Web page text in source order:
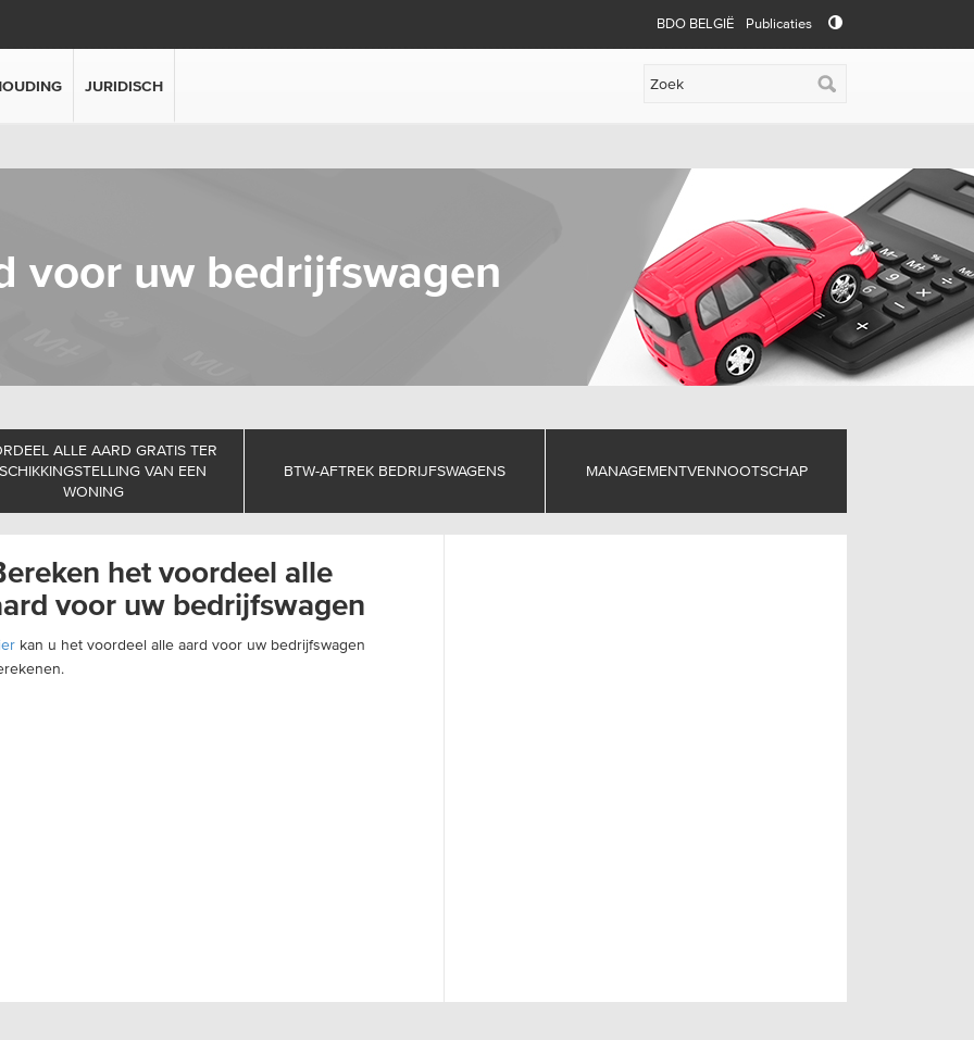
BDO BELGIË Publicaties
JURIDISCH
voor uw bedrijfswagen
ALLE AARD GRATIS TER
VAN EEN
WONING
BTW-AFTREK BEDRIJFSWAGENS MANAGEMENTVENNOOTSCHAP
het voordeel alle
voor uw bedrijfswagen
kan u het voordeel alle aard voor uw bedrijfswagen